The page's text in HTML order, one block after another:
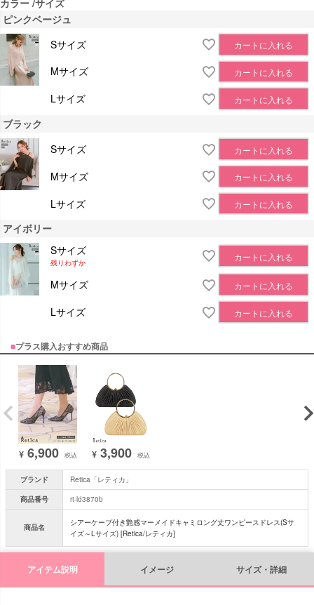
ピンクベージュ
Sサイズ
カートに入れる
Mサイズ カートに入れる
Lサイズ カートに入れる
ブラック
Sサイズ
カートに入れる
Mサイズ カートに入れる
Lサイズ カートに入れる
アイボリー
Sサイズ
残りわずか
カートに入れる
Mサイズ カートに入れる
Lサイズ カートに入れる
■プラス購入おすすめ商品
¥ 6,900 税込 ¥ 3,900 税込
ブランド
Retica「レティカ」
商品番号
rt-ld3870b
商品名
シアーケープ付き艶感マーメイドキャミロング丈ワンピースドレス(Sサ
イズ～Lサイズ) [Retica/レティカ]
アイテム説明 イメージ サイズ・詳細